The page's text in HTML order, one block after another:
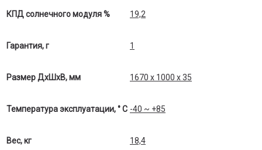
КПД солнечного модуля % 19,2
Гарантия, г 1
Размер ДхШхВ, мм 1670 х 1000 х 35
Температура эксплуатации, ° С -40 ~ +85
Вес, кг 18,4